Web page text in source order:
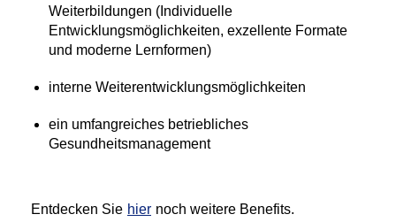
Weiterbildungen (Individuelle
Entwicklungsmöglichkeiten, exzellente Formate
und moderne Lernformen)
interne Weiterentwicklungsmöglichkeiten
ein umfangreiches betriebliches
Gesundheitsmanagement
Entdecken Sie hier noch weitere Benefits.